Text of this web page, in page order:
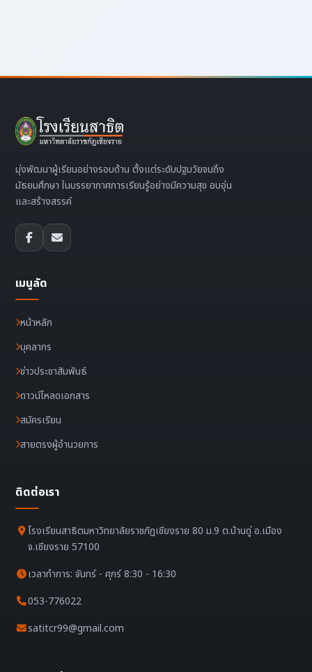
มุ่งพัฒนาผู้เรียนอย่างรอบด้าน ตั้งแต่ระดับปฐมวัยจนถึง
มัธยมศึกษา ในบรรยากาศการเรียนรู้อย่างมีความสุข อบอุ่น
และสร้างสรรค์
เมนูลัด
หน้าหลัก
บุคลากร
ข่าวประชาสัมพันธ์
ดาวน์โหลดเอกสาร
สมัครเรียน
สายตรงผู้อำนวยการ
ติดต่อเรา
โรงเรียนสาธิตมหาวิทยาลัยราชภัฏเชียงราย 80 ม.9 ต.บ้านดู่ อ.เมือง
จ.เชียงราย 57100
เวลาทำการ: จันทร์ - ศุกร์ 8:30 - 16:30
053-776022
satitcr99@gmail.com